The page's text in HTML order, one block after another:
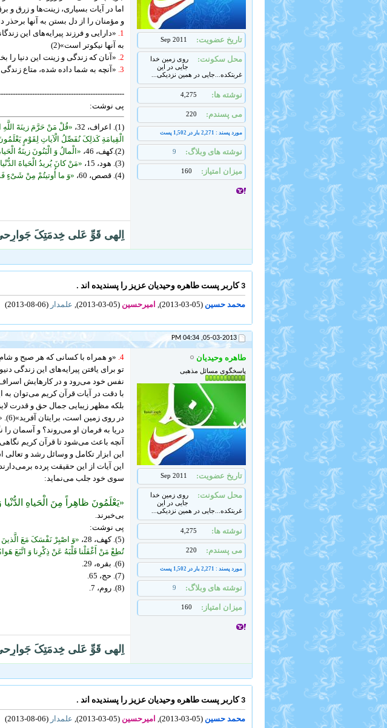
تاریخ عضویت Sep 2011
محل سکونت
روی زمین خدا
جایی در این
غربتکده...جایی در همین نزدیکی...
نوشته ها 4,275
می پسندم 220
مورد پسند : 2,271 بار در 1,502 پست
نوشته های وبلاگ 9
میزان امتیاز 160
اما در آیات بسیاری، زینت‌ها و زرق و
و مؤمنان را از دل بستن به آنها برحذر
1. «دارایى و فرزند پیرایه‌‏‌هاى این
به آنها نیکوتر است»(2)
2. «آنان که زندگى و زینت این دنیا را
3. «آنچه به شما داده شده، متاع
پی نوشت:
(1). اعراف، 32،
«قُلْ مَنْ حَرَّمَ زینَةَ اللَّهِ
الْقِیامَةِ کَذلِکَ نُفَصِّلُ الْآیاتِ لِقَوْمٍ
(2).کهف، 46،
«الْمالُ وَ الْبَنُونَ زینَةُ
(3). هود، 15،
«مَنْ کانَ یُریدُ الْحَیاةَ
(4). قصص، 60،
«وَ ما أُوتیتُمْ مِنْ شَیْ‏ءٍ
اِلهی قَوِّ عَلی خِدمَتِکَ
3 کاربر پست طاهره وحیدیان عزیز را پسندیده اند .
محمد حسین (05-03-2013), امیرحسین (05-03-2013), علمدار (06-08-2013)
05-03-2013,
04:34 PM
طاهره وحیدیان
پاسخگوی مسائل مذهبی
تاریخ عضویت Sep 2011
محل سکونت
روی زمین خدا
جایی در این
غربتکده...جایی در همین نزدیکی...
نوشته ها 4,275
می پسندم 220
مورد پسند : 2,271 بار در 1,502 پست
نوشته های وبلاگ 9
میزان امتیاز 160
4. «و همراه با کسانى که هر صبح و
تو براى یافتن پیرایه‏‌هاى این زندگى
نفس خود مى‌‏رود و در کارهایش اسراف
با دقت در آیات قرآن کریم می‌توان به
بلکه مظهر زیبایی جمال حق و قدرت
در
دریا به فرمان او مى‌‏‌روند؟ و آسمان را
آنچه باعث می‌شود تا قرآن کریم
این ابزار تکامل و وسائل رشد و
این آیات از این حقیقت پرده
سوی خود جلب می‌نماید:
«یَعْلَمُونَ ظاهِراً مِنَ الْحَیاهِ
بى‏‌خبرند.
پی نوشت:
(5). کهف، 28،
«وَ اصْبِرْ نَفْسَکَ مَعَ الَّذینَ
تُطِعْ مَنْ أَغْفَلْنا قَلْبَهُ عَنْ ذِکْرِنا وَ اتَّبَعَ
(6). بقره، 29.
(7). حج، 65.
(8). روم، 7.
اِلهی قَوِّ عَلی خِدمَتِکَ
3 کاربر پست طاهره وحیدیان عزیز را پسندیده اند .
محمد حسین (05-03-2013), امیرحسین (05-03-2013), علمدار (06-08-2013)